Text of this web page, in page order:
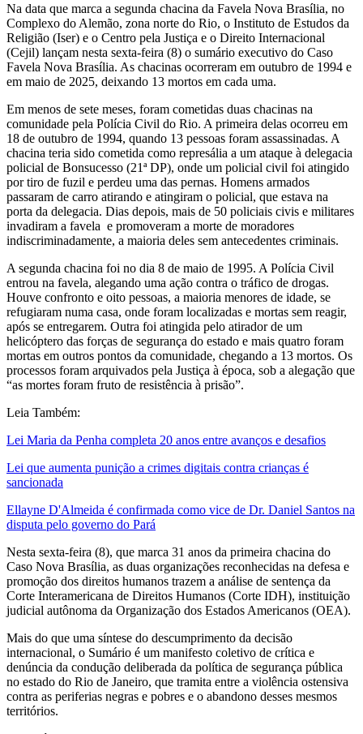
Na data que marca a segunda chacina da Favela Nova Brasília, no
Complexo do Alemão, zona norte do Rio, o Instituto de Estudos da
Religião (Iser) e o Centro pela Justiça e o Direito Internacional
(Cejil) lançam nesta sexta-feira (8) o sumário executivo do Caso
Favela Nova Brasília. As chacinas ocorreram em outubro de 1994 e
em maio de 2025, deixando 13 mortos em cada uma.
Em menos de sete meses, foram cometidas duas chacinas na
comunidade pela Polícia Civil do Rio. A primeira delas ocorreu em
18 de outubro de 1994, quando 13 pessoas foram assassinadas. A
chacina teria sido cometida como represália a um ataque à delegacia
policial de Bonsucesso (21ª DP), onde um policial civil foi atingido
por tiro de fuzil e perdeu uma das pernas. Homens armados
passaram de carro atirando e atingiram o policial, que estava na
porta da delegacia. Dias depois, mais de 50 policiais civis e militares
invadiram a favela e promoveram a morte de moradores
indiscriminadamente, a maioria deles sem antecedentes criminais.
A segunda chacina foi no dia 8 de maio de 1995. A Polícia Civil
entrou na favela, alegando uma ação contra o tráfico de drogas.
Houve confronto e oito pessoas, a maioria menores de idade, se
refugiaram numa casa, onde foram localizadas e mortas sem reagir,
após se entregarem. Outra foi atingida pelo atirador de um
helicóptero das forças de segurança do estado e mais quatro foram
mortas em outros pontos da comunidade, chegando a 13 mortos. Os
processos foram arquivados pela Justiça à época, sob a alegação que
“as mortes foram fruto de resistência à prisão”.
Leia Também:
Lei Maria da Penha completa 20 anos entre avanços e desafios
Lei que aumenta punição a crimes digitais contra crianças é
sancionada
Ellayne D'Almeida é confirmada como vice de Dr. Daniel Santos na
disputa pelo governo do Pará
Nesta sexta-feira (8), que marca 31 anos da primeira chacina do
Caso Nova Brasília, as duas organizações reconhecidas na defesa e
promoção dos direitos humanos trazem a análise de sentença da
Corte Interamericana de Direitos Humanos (Corte IDH), instituição
judicial autônoma da Organização dos Estados Americanos (OEA).
Mais do que uma síntese do descumprimento da decisão
internacional, o Sumário é um manifesto coletivo de crítica e
denúncia da condução deliberada da política de segurança pública
no estado do Rio de Janeiro, que tramita entre a violência ostensiva
contra as periferias negras e pobres e o abandono desses mesmos
territórios.